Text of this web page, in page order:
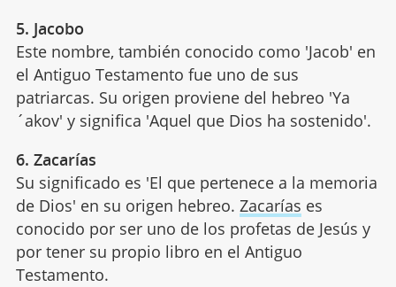
5. Jacobo
Este nombre, también conocido como 'Jacob' en
el Antiguo Testamento fue uno de sus
patriarcas. Su origen proviene del hebreo 'Ya
´akov' y significa 'Aquel que Dios ha sostenido'.
6. Zacarías
Su significado es 'El que pertenece a la memoria
de Dios' en su origen hebreo. Zacarías es
conocido por ser uno de los profetas de Jesús y
por tener su propio libro en el Antiguo
Testamento.